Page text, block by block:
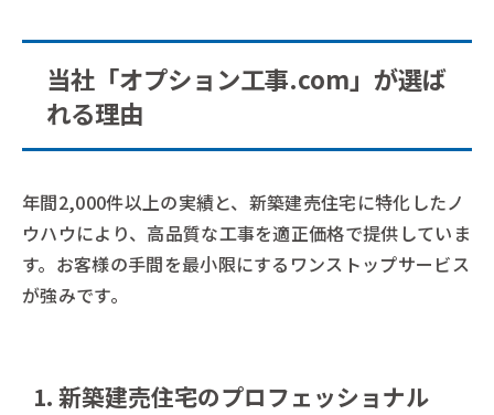
当社「オプション工事.com」が選ば
れる理由
年間2,000件以上の実績と、新築建売住宅に特化したノ
ウハウにより、高品質な工事を適正価格で提供していま
す。お客様の手間を最小限にするワンストップサービス
が強みです。
1. 新築建売住宅のプロフェッショナル